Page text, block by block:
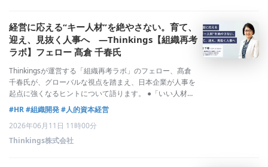
経営に応える“キー人材”を絶やさない。育て、
迎え、見抜く人事へ ―Thinkings【組織再考
ラボ】フェロー 髙倉 千春氏
Thinkingsが運営する「組織再考ラボ」のフェロー、髙倉
千春氏が、グローバルな視点を踏まえ、日本企業が人事を
起点に強くなるヒントについて語ります。 ●「いい人材が
いない」と感じる時、何を考え直すべきか──経営から重
要ポストの人材を求められても、すぐには応えられない。
多くの人事の方が抱
#HR#組織開発#人的資本経営
2026年06月11日 11時00分
Thinkings株式会社